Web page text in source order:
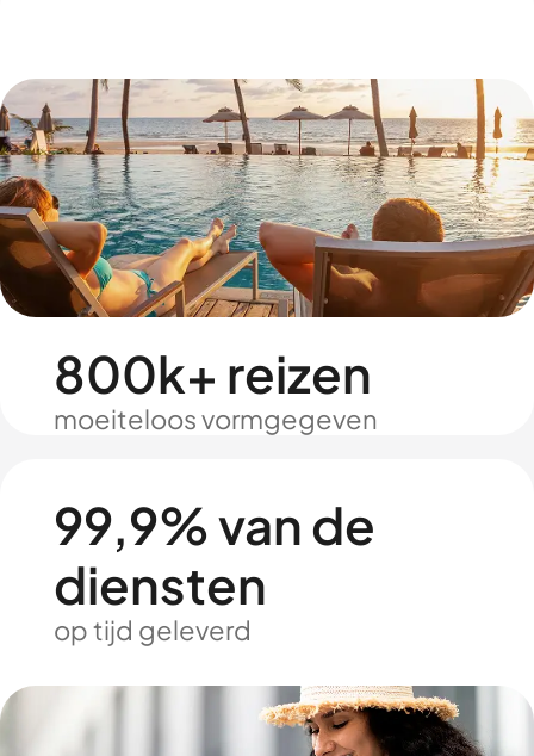
800k+ reizen
moeiteloos vormgegeven
99,9% van de
diensten
op tijd geleverd